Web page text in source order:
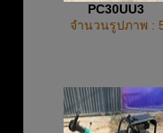
PC30UU3
จำนวนรูปภาพ :